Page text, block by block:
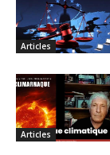
Articles
Articles